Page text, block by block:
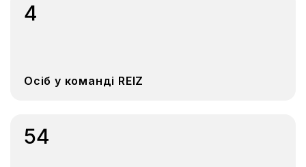
4
Осіб у команді REIZ
54